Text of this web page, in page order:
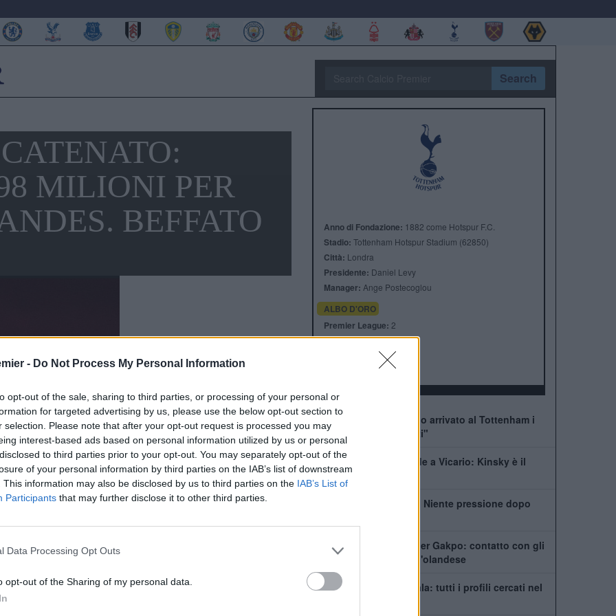
- Do Not Process My Personal Information
opt-out of the sale, sharing to third parties, or processing of your personal or
for targeted advertising by us, please use the below opt-out section to
selection. Please note that after your opt-out request is processed you may
interest-based ads based on personal information utilized by us or personal
to third parties prior to your opt-out. You may separately opt-out of the
of your personal information by third parties on the IAB’s list of downstream
This information may also be disclosed by us to third parties on the IAB’s List of
Participants that may further disclose it to other third parties.
Data Processing Opt Outs
opt-out of the Sharing of my personal data.
Search
MILIONI PER
BEFFATO
estate che, con Roberto De Zerbi alla guida, deve
il futuro.
Londra ha raggiunto un accordo totale per l’acquisto del
si è concretizzata sulla base di un’offerta da 85 milioni
cifra monstre che soddisfa pienamente le richieste degli
Anno di Fondazione: 1882 come Hotspur F.C.
Stadio: Tottenham Hotspur Stadium (62850)
Città: Londra
Presidente: Daniel Levy
Manager: Ange Postecoglou
ALBO D'ORO
Premier League: 2
FA Cup:8
4
FA Community Shield:
De Zerbi: "Quando sono arrivato al Tottenham i
giocatori erano distrutti"
Tottenham, che succede a Vicario: Kinsky è il
nuovo titolare
De Zerbi: "Kulusevski? Niente pressione dopo
Tottenham scatenato per Gakpo: contatto con gli
agenti, De Zerbi vuole l'olandese
Il Tottenham cerca un'ala: tutti i profili cercati nel